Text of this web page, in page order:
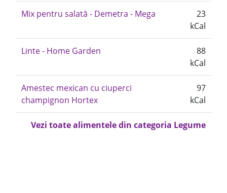
Mix pentru salată - Demetra - Mega
23
kCal
Linte - Home Garden
88
kCal
Amestec mexican cu ciuperci
champignon Hortex
97
kCal
Vezi toate alimentele din categoria Legume